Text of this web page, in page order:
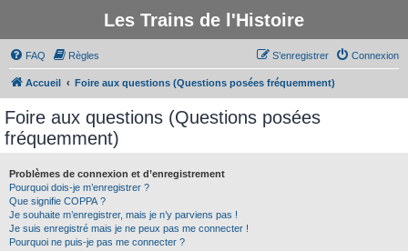
Les Trains de l'Histoire
FAQ Règles Connexion
S’enregistrer
Accueil Foire aux questions (Questions posées fréquemment)
Foire aux questions (Questions posées
fréquemment)
Problèmes de connexion et d’enregistrement
Pourquoi dois-je m’enregistrer ?
Que signifie COPPA ?
Je souhaite m’enregistrer, mais je n’y parviens pas !
Je suis enregistré mais je ne peux pas me connecter !
Pourquoi ne puis-je pas me connecter ?